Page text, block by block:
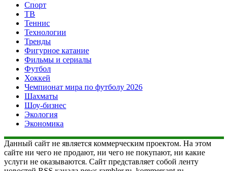
Спорт
ТВ
Теннис
Технологии
Тренды
Фигурное катание
Фильмы и сериалы
Футбол
Хоккей
Чемпионат мира по футболу 2026
Шахматы
Шоу-бизнес
Экология
Экономика
Данный сайт не является коммерческим проектом. На этом
сайте ни чего не продают, ни чего не покупают, ни какие
услуги не оказываются. Сайт представляет собой ленту